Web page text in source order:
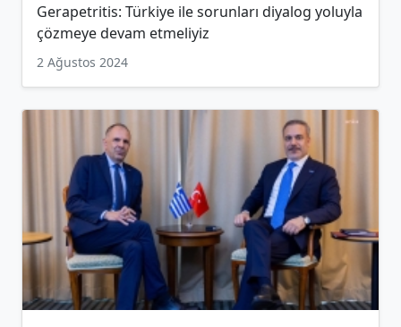
Gerapetritis: Türkiye ile sorunları diyalog yoluyla
çözmeye devam etmeliyiz
2 Ağustos 2024